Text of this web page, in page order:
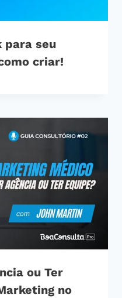
para seu
criar!
ou Ter
no